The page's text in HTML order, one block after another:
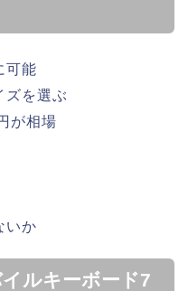
可能
ズを選ぶ
が相場
いか
ルキーボード7